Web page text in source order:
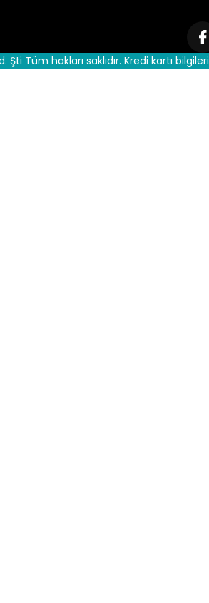
Şti Tüm hakları saklıdır. Kredi kartı